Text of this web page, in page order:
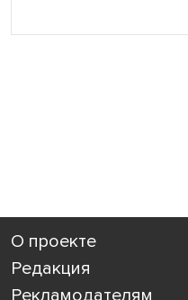
О проекте
Редакция
Рекламодателям